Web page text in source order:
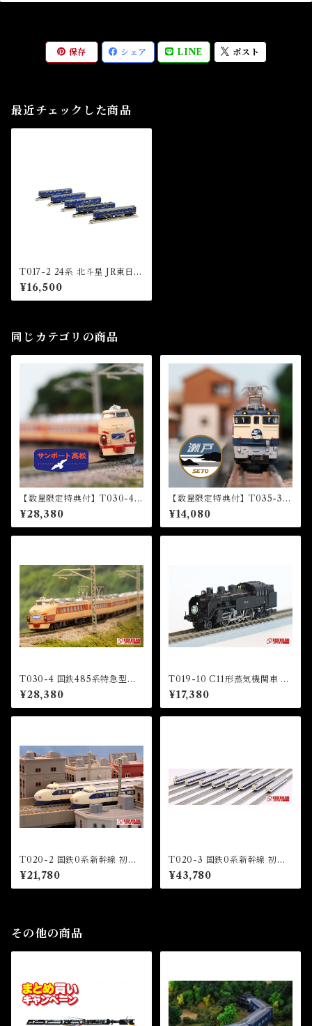
保存 シェア LINE ポスト
最近チェックした商品
T017-2 24系 北斗星 JR東日
本・北海道編成 5両増結セット
(24 Type Hokutosei East Ja
pan / Hokkaido 5Cars Exte
¥16,500
同じカテゴリの商品
【数量限定特典付】T030-4 4
85系特急型車両 初期形 5両基
本セット『サンポート高松』
HM付 (485 LIMITED EXP
¥28,380
【数量限定特典付】T035-3 E
F65形電気機関車1000番代
『瀬戸』HM付 (EF65 1000
Electric Locomotive “Set
¥14,080
T030-4 国鉄485系特急型車
両 初期形 雷鳥 国鉄色 5両基本
セット (JNR 485 LIMITED
EXPRESS "RAICHO" JNR
¥28,380
T019-10 C11形蒸気機関車 12
3号機 東武鉄道SL「大樹」 タ
イプ (TOBU Railway C11 St
eam Locomotive Number 1
¥17,380
T020-2 国鉄0系新幹線 初期
型「ひかり」4両基本セット (J
NR Series 0 shinkansen HI
KARI” 4 Cars Basic Set)
¥21,780
T020-3 国鉄0系新幹線 初期
型「ひかり」8両増結セット (J
NR Series 0 shinkansen HI
KARI” 8 Cars Extension Se
¥43,780
その他の商品